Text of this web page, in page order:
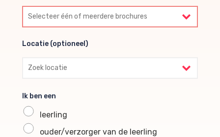
Selecteer één of meerdere brochures
Locatie (optioneel)
Locatie (optioneel)
Ik ben een
leerling
ouder/verzorger van de leerling